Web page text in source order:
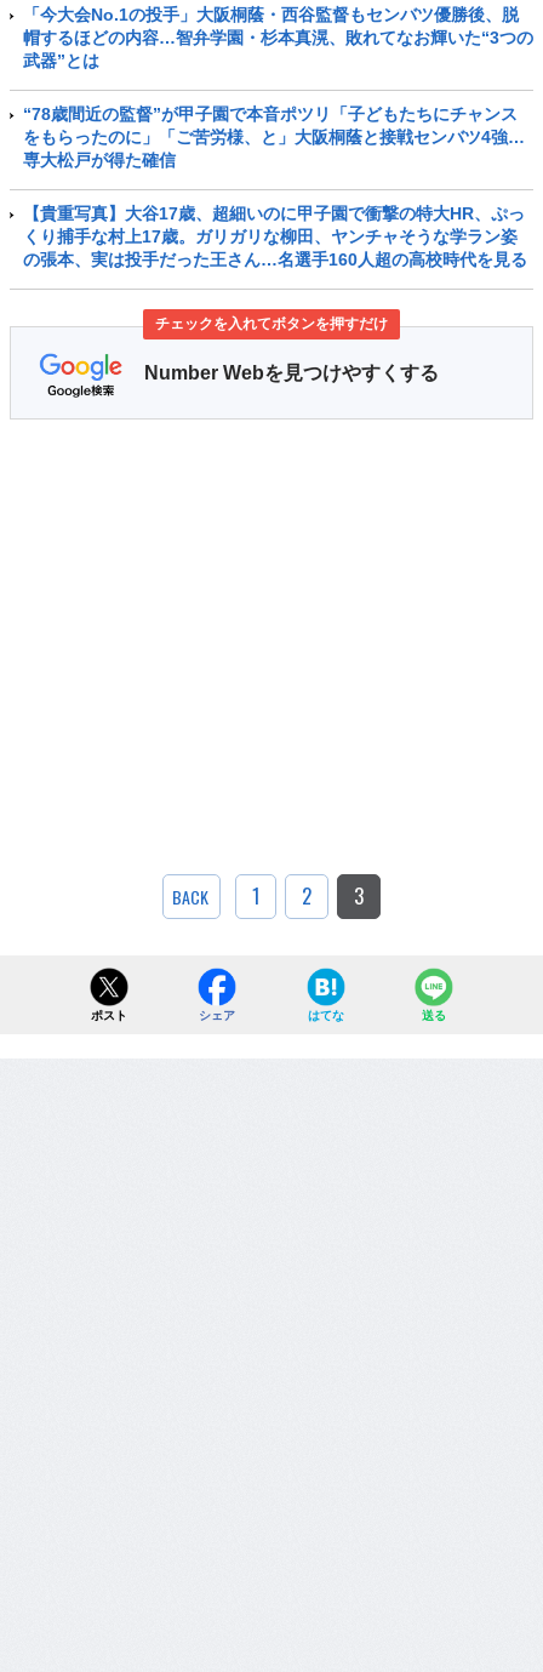
「今大会No.1の投手」大阪桐蔭・西谷監督もセンバツ優勝後、脱
帽するほどの内容…智弁学園・杉本真滉、敗れてなお輝いた“3つの
武器”とは
“78歳間近の監督”が甲子園で本音ポツリ「子どもたちにチャンス
をもらったのに」「ご苦労様、と」大阪桐蔭と接戦センバツ4強…
専大松戸が得た確信
【貴重写真】大谷17歳、超細いのに甲子園で衝撃の特大HR、ぷっ
くり捕手な村上17歳。ガリガリな柳田、ヤンチャそうな学ラン姿
の張本、実は投手だった王さん…名選手160人超の高校時代を見る
チェックを入れてボタンを押すだけ
Number Webを見つけやすくする
BACK 1 2 3
ポスト シェア はてな 送る